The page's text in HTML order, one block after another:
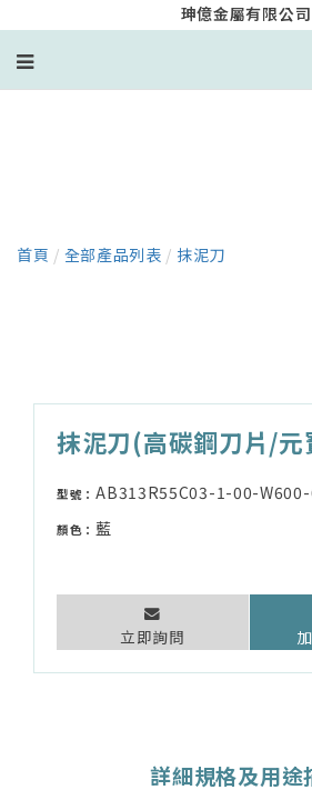
珅億金屬有限公司
首頁 / 全部產品列表 / 抹泥刀
抹泥刀(高碳鋼刀片/元
型號：AB313R55C03-1-00-
顏色： 藍
立即詢問
詳細規格及用途